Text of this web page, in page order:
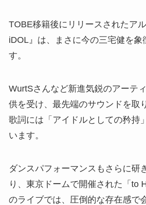
TOBE移籍後にリリースされたア
iDOL』は、まさに今の三宅健を象
す。
WurtSさんなど新進気鋭のアーテ
供を受け、最先端のサウンドを取
歌詞には「アイドルとしての矜持
います。
ダンスパフォーマンスもさらに研
り、東京ドームで開催された「to
のライブでは、圧倒的な存在感で